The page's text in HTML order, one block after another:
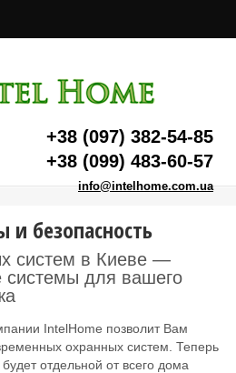
+38 (097) 382-54-85
+38 (099) 483-60-57
info@intelhome.com.ua
и безопасность
систем в Киеве —
системы для вашего
IntelHome позволит Вам
охранных систем. Теперь
отдельной от всего дома